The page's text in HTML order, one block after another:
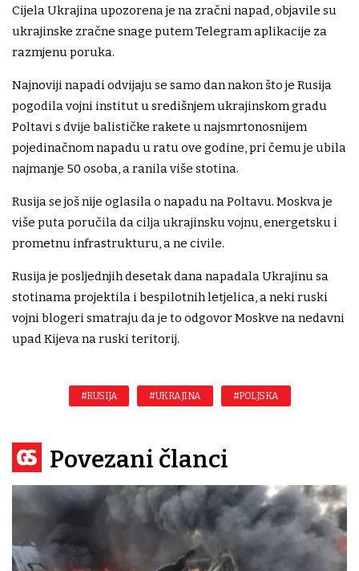
Cijela Ukrajina upozorena je na zračni napad, objavile su
ukrajinske zračne snage putem Telegram aplikacije za
razmjenu poruka.
Najnoviji napadi odvijaju se samo dan nakon što je Rusija
pogodila vojni institut u središnjem ukrajinskom gradu
Poltavi s dvije balističke rakete u najsmrtonosnijem
pojedinačnom napadu u ratu ove godine, pri čemu je ubila
najmanje 50 osoba, a ranila više stotina.
Rusija se još nije oglasila o napadu na Poltavu. Moskva je
više puta poručila da cilja ukrajinsku vojnu, energetsku i
prometnu infrastrukturu, a ne civile.
Rusija je posljednjih desetak dana napadala Ukrajinu sa
stotinama projektila i bespilotnih letjelica, a neki ruski
vojni blogeri smatraju da je to odgovor Moskve na nedavni
upad Kijeva na ruski teritorij.
#RUSIJA #UKRAJINA #POLJSKA
Povezani članci